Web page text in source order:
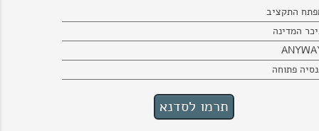
התקציב
המדינה
פתוחה